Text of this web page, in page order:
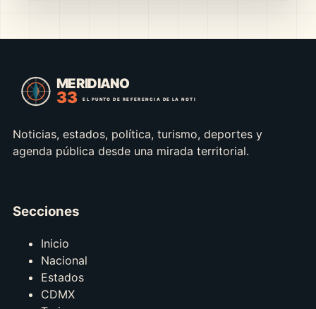
Noticias, estados, política, turismo, deportes y
agenda pública desde una mirada territorial.
Secciones
Inicio
Nacional
Estados
CDMX